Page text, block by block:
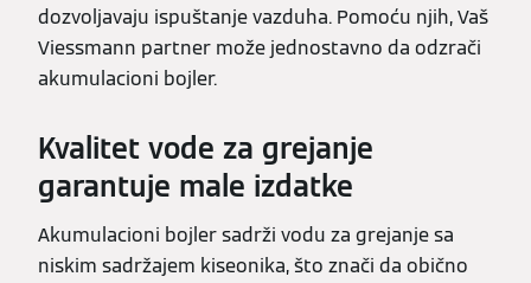
dozvoljavaju ispuštanje vazduha. Pomoću njih, Vaš
Viessmann partner može jednostavno da odzrači
akumulacioni bojler.
Kvalitet vode za grejanje
garantuje male izdatke
Akumulacioni bojler sadrži vodu za grejanje sa
niskim sadržajem kiseonika, što znači da obično